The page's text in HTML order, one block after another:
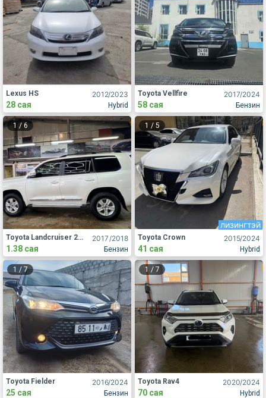
2012/2023
Hybrid
Lexus HS
28 сая
2017/2024
Бензин
Toyota Vellfire
58 сая
1 / 6
2017 /2018
Бензин
Toyota Landcruiser 200
1.38 сая
1 / 5
2015/2024
Hybrid
лизингтэй
Toyota Crown
41 сая
1 / 7
2016/2024
Бензин
Toyota Fielder
25 сая
1 / 7
2020/2024
Hybrid
Toyota Rav4
70 сая